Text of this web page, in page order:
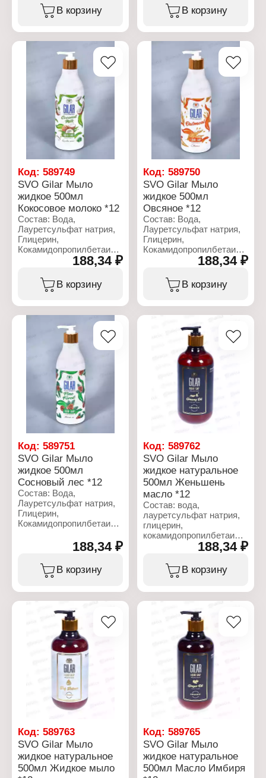
Назначение: детские
Размер: №1
В корзину
Назначение: детские
Размер: №2
В корзину
Код: 589749
SVO Gilar Мыло
жидкое 500мл
Кокосовое молоко *12
Состав: Вода,
Лауретсульфат натрия,
Глицерин,
Кокамидопропилбетаин,
хлорид натрия, Кокамид
кокосовый глюкозид,
глицерилолеат,
лимонная кислота,
бензилсалицилат,
гексилциннамал, CI
Характеристики:
Бренд: Gilar
Тип товара: Мыло
жидкое
Название: Кокосовое
молоко
Объем: 500 мл
188,34 ₽
В корзину
Код:589750
SVO Gilar Мыло
жидкое 500мл
Овсяное *12
Состав: Вода,
Лауретсульфат натрия,
Глицерин,
Кокамидопропилбетаин,
хлорид натрия, Кокамид
кокосовый глюкозид,
глицерилолеат,
лимонная кислота,
бензилсалицилат,
гексилциннамал, CI
Характеристики:
Бренд: Gilar
Тип товара: Мыло
Название: Овсянка
188,34 ₽
В корзину
Код: 589751
SVO Gilar Мыло
жидкое 500мл
Сосновый лес *12
Состав: Вода,
Лауретсульфат натрия,
Глицерин,
Кокамидопропилбетаин,
ДЭА, масло ши,
кокосовый глюкозид,
глицерилолеат,
парфюмированная вода,
бензоат натрия,
лимонная кислота,
бензилсалицилат,
гексилциннамал, CI
Характеристики:
Бренд: Gilar
Тип товара: Мыло
Название: Хвойный лес
Объем: 500 мл
188,34 ₽
В корзину
Код:589762
SVO Gilar Мыло
жидкое натуральное
500мл Женьшень
масло *12
Состав: вода,
лауретсульфат натрия,
глицерин,
кокамидопропилбетаин,
хлорид натрия, кокамид
кокоглюкозид,
глицерилолеат, отдушка,
экстракт листьев алоэ
вера, CI 77891
Характеристики:
Бренд: Gilar
Тип товара: Мыло
Особенность:
натуральное
Название: Женьшень
Объем: 500 мл
188,34 ₽
В корзину
Код: 589763
SVO Gilar Мыло
жидкое натуральное
500мл Жидкое мыло
Код:589765
SVO Gilar Мыло
жидкое натуральное
500мл Масло Имбиря